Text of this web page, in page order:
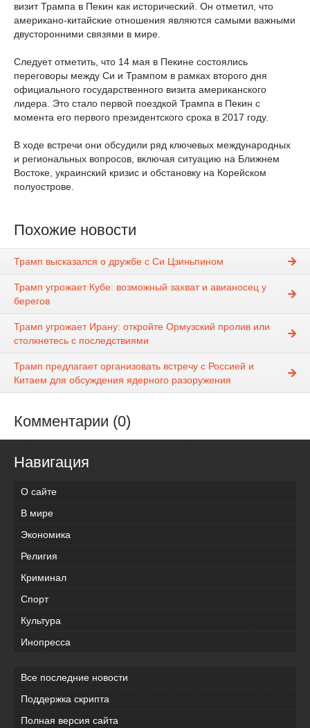
визит Трампа в Пекин как исторический. Он отметил, что
американо-китайские отношения являются самыми важными
двусторонними связями в мире.
Следует отметить, что 14 мая в Пекине состоялись
переговоры между Си и Трампом в рамках второго дня
официального государственного визита американского
лидера. Это стало первой поездкой Трампа в Пекин с
момента его первого президентского срока в 2017 году.
В ходе встречи они обсудили ряд ключевых международных
и региональных вопросов, включая ситуацию на Ближнем
Востоке, украинский кризис и обстановку на Корейском
полуострове.
Похожие новости
Трамп высказался о дружбе с Си Цзиньпином
Трамп угрожает Кубе: возможный захват и авианосец у
берегов
Трамп угрожает Ирану: откройте Ормузский пролив или
столкнетесь с последствиями
Трамп предлагает организовать встречу с Россией и
Китаем для обсуждения ядерного разоружения
Комментарии (0)
Навигация
О сайте
В мире
Экономика
Религия
Криминал
Спорт
Культура
Инопресса
Все последние новости
Поддержка скрипта
Полная версия сайта